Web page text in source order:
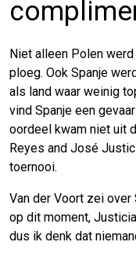
Niet alleen Polen
ploeg. Ook Spanje
als land waar weinig
vind Spanje een
oordeel kwam niet uit
Reyes and José
toernooi.
Van der Voort zei over
op dit moment,
dus ik denk dat